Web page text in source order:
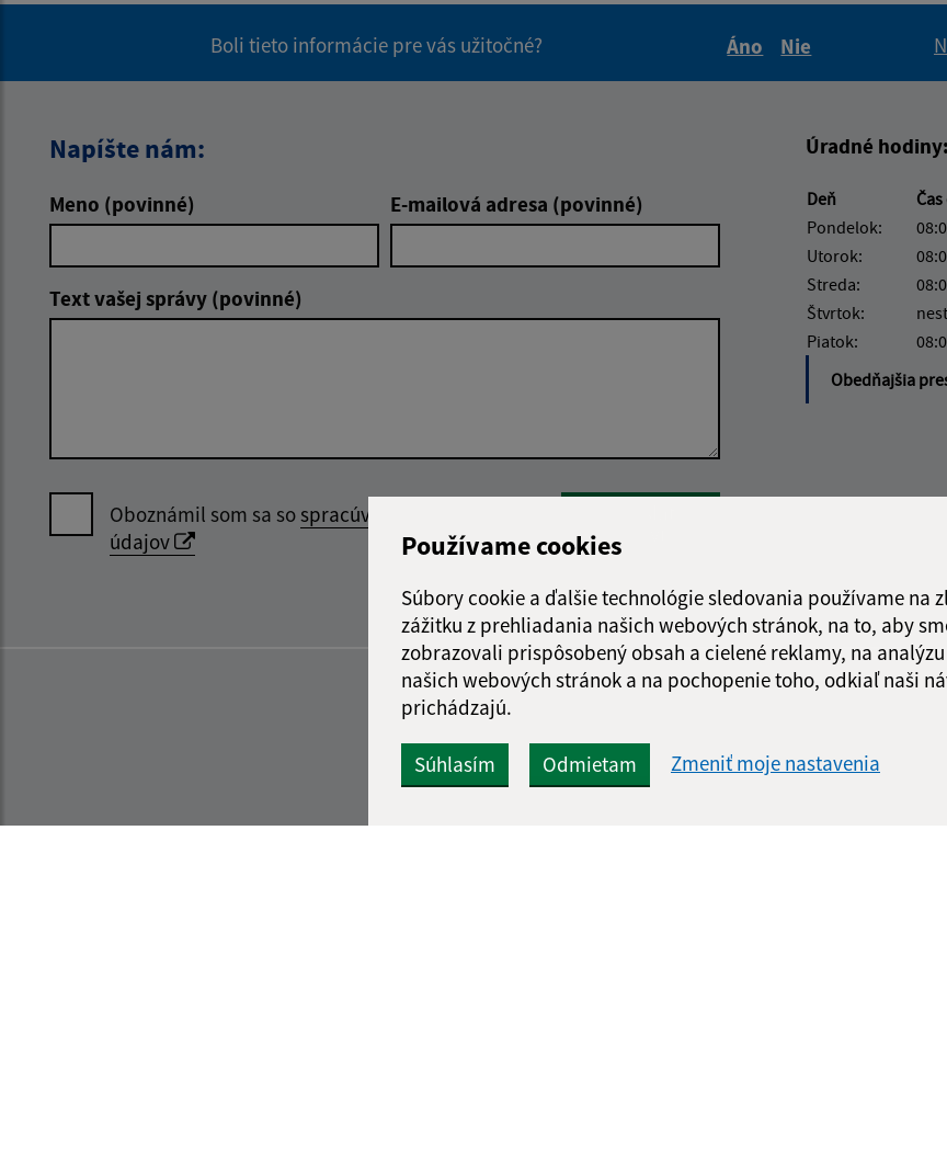
Používame cookies
Súbory cookie a ďalšie technológie sledovania používame na
zážitku z prehliadania našich webových stránok, na to, aby
zobrazovali prispôsobený obsah a cielené reklamy, na
našich webových stránok a na pochopenie toho, odkiaľ naši
prichádzajú.
Súhlasím Odmietam Zmeniť moje nastavenia
Boli tieto informácie pre vás užitočné?
Áno
Nie
Napíšte nám:
Meno (povinné) E-mailová adresa (povinné)
Text vašej správy (povinné)
Oboznámil som sa sospracúvaním osobných
údajov
Úradné hodiny:
Deň
Pondelok:
Utorok:
Streda:
Štvrtok:
Piatok:
Obedňajšia